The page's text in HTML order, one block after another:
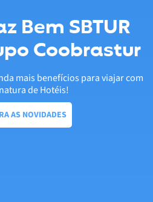
Bem SBTUR
Coobrastur
mais benefícios para viajar com
de Hotéis!
AS NOVIDADES